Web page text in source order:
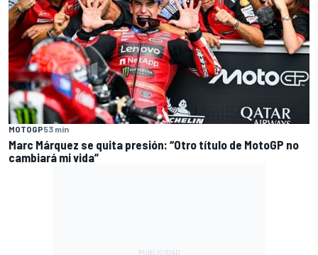
MOTOGP53 min
Marc Márquez se quita presión: “Otro título de MotoGP no
cambiará mi vida”